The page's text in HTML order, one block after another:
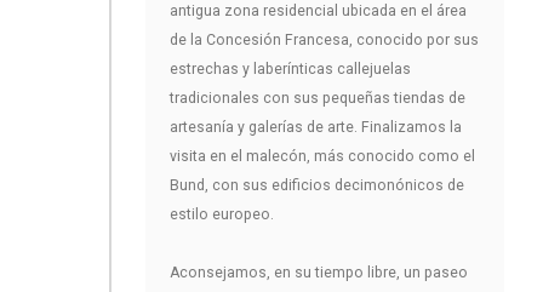
antigua zona residencial ubicada en el área
de la Concesión Francesa, conocido por sus
estrechas y laberínticas callejuelas
tradicionales con sus pequeñas tiendas de
artesanía y galerías de arte. Finalizamos la
visita en el malecón, más conocido como el
Bund, con sus edificios decimonónicos de
estilo europeo.
Aconsejamos, en su tiempo libre, un paseo